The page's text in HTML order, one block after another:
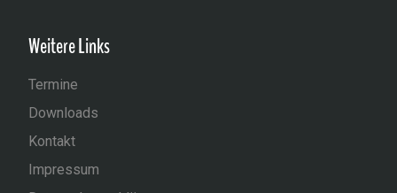
Weitere Links
Termine
Downloads
Kontakt
Impressum